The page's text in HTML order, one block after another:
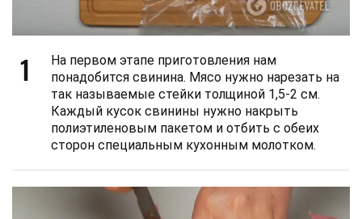
1
На первом этапе приготовления нам
понадобится свинина. Мясо нужно нарезать на
так называемые стейки толщиной 1,5-2 см.
Каждый кусок свинины нужно накрыть
полиэтиленовым пакетом и отбить с обеих
сторон специальным кухонным молотком.